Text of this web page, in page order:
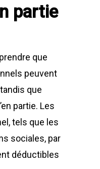
partie
que
peuvent
que
partie. Les
tels que les
sociales, par
déductibles